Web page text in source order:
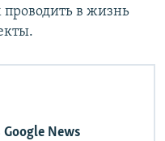
в жизнь
News